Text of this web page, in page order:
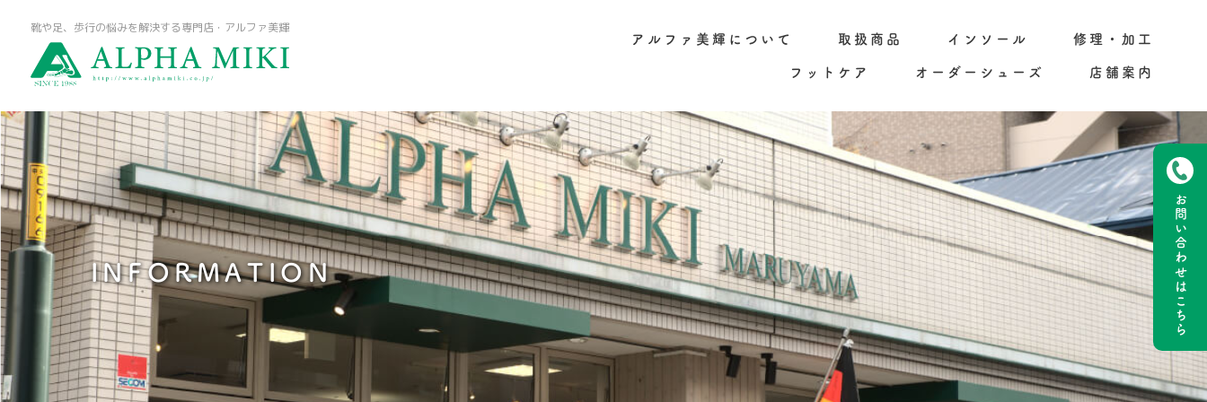
靴や足、歩行の悩みを解決する専門店・アルファ美輝
アルファ美輝について 取扱商品 インソール 修理・加工
フットケア オーダーシューズ 店舗案内
お問い合わせ
はこちら
INFORMATION